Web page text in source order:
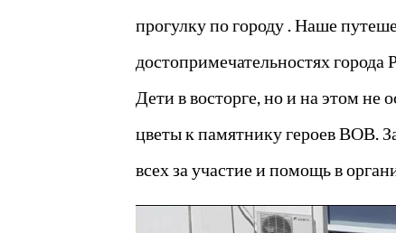
прогулку по городу . Наше
достопримечательностях
Дети в восторге, но и на этом
цветы к памятнику героев ВОВ.
всех за участие и помощь в